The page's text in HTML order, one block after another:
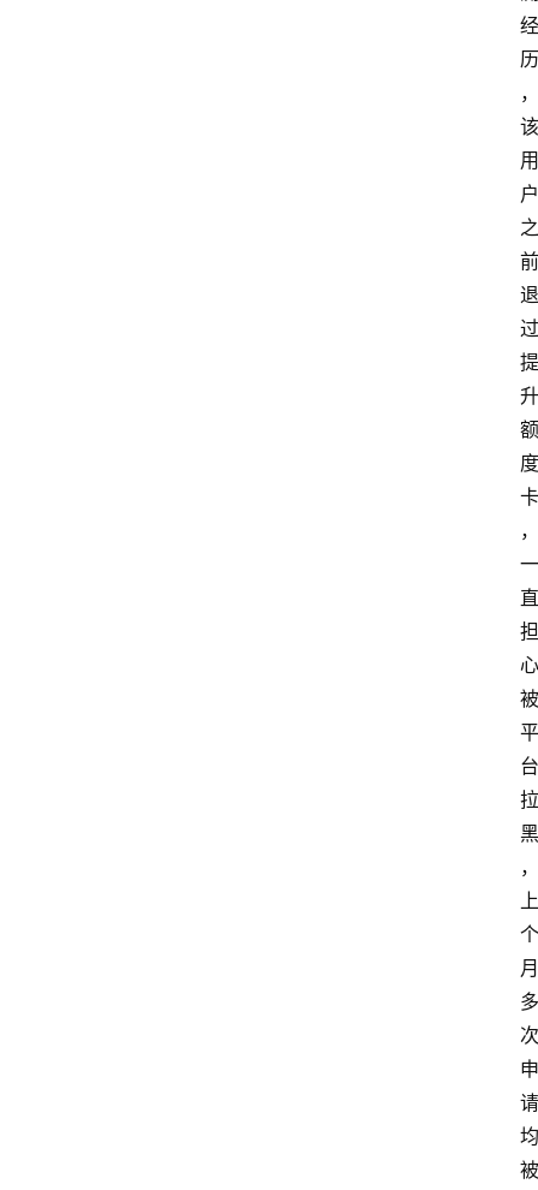
经
历
，
该
用
户
之
前
退
过
提
升
额
度
卡
，
一
直
担
心
被
平
台
拉
黑
，
上
个
月
多
次
申
请
均
被